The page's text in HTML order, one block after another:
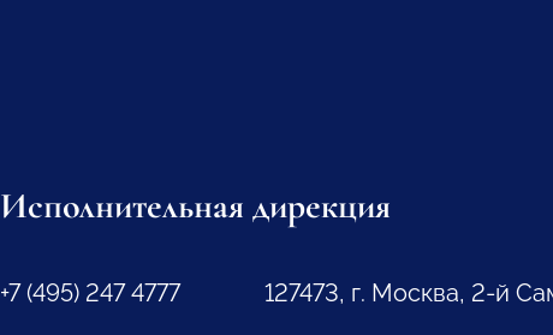
Исполнительная дирекция
+7 (495) 247 4777
127473, г. Москва, 2-й